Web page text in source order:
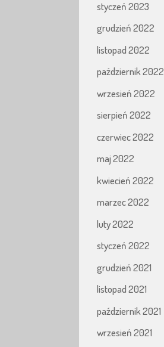
styczeń 2023
grudzień 2022
listopad 2022
październik 2022
wrzesień 2022
sierpień 2022
czerwiec 2022
maj 2022
kwiecień 2022
marzec 2022
luty 2022
styczeń 2022
grudzień 2021
listopad 2021
październik 2021
wrzesień 2021